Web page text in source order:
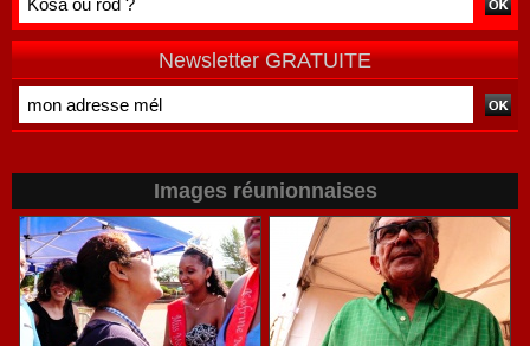
de terrain
Newsletter GRATUITE
Images réunionnaises